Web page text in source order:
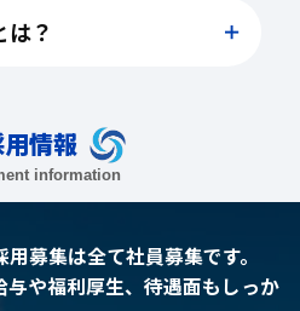
？
情報
information
募集は全て社員募集です。
や福利厚生、待遇面もしっか